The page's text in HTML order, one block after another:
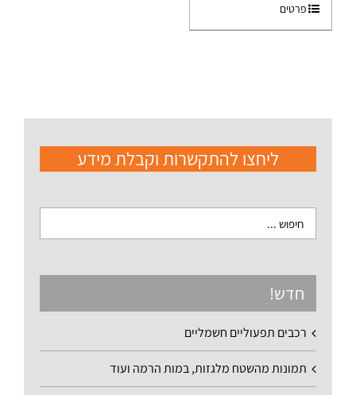
פרטים
ליחצו להתקשרות וקבלת מידע
חדש!
רכבים תפעוליים חשמליים
תמונות מהשטח מלגזות, במות הרמה ועוד